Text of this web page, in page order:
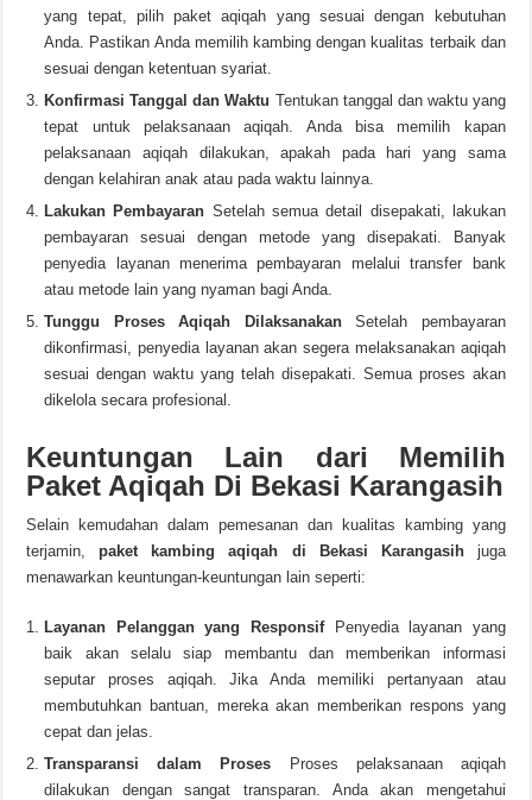
yang tepat, pilih paket aqiqah yang sesuai dengan kebutuhan
Anda. Pastikan Anda memilih kambing dengan kualitas terbaik dan
sesuai dengan ketentuan syariat.
Konfirmasi Tanggal dan Waktu Tentukan tanggal dan waktu yang
tepat untuk pelaksanaan aqiqah. Anda bisa memilih kapan
pelaksanaan aqiqah dilakukan, apakah pada hari yang sama
dengan kelahiran anak atau pada waktu lainnya.
Lakukan Pembayaran Setelah semua detail disepakati, lakukan
pembayaran sesuai dengan metode yang disepakati. Banyak
penyedia layanan menerima pembayaran melalui transfer bank
atau metode lain yang nyaman bagi Anda.
Tunggu Proses Aqiqah DilaksanakanSetelah pembayaran
dikonfirmasi, penyedia layanan akan segera melaksanakan aqiqah
sesuai dengan waktu yang telah disepakati. Semua proses akan
dikelola secara profesional.
Keuntungan Lain dari Memilih
Paket Aqiqah Di Bekasi Karangasih
Selain kemudahan dalam pemesanan dan kualitas kambing yang
terjamin,paket kambing aqiqah di Bekasi Karangasihjuga
menawarkan keuntungan-keuntungan lain seperti:
Layanan Pelanggan yang ResponsifPenyedia layanan yang
baik akan selalu siap membantu dan memberikan informasi
seputar proses aqiqah. Jika Anda memiliki pertanyaan atau
membutuhkan bantuan, mereka akan memberikan respons yang
cepat dan jelas.
Transparansi dalam Proses Proses pelaksanaan aqiqah
dilakukan dengan sangat transparan. Anda akan mengetahui